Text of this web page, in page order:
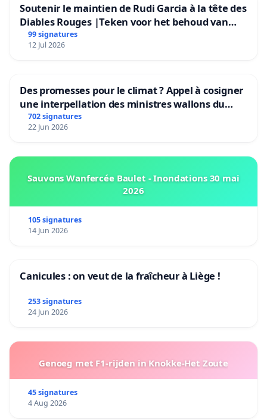
Soutenir le maintien de Rudi Garcia à la tête des
Diables Rouges |Teken voor het behoud van
Rudi Garcia als bondscoach
99 signatures
12 Jul 2026
Des promesses pour le climat ? Appel à cosigner
une interpellation des ministres wallons du
climat et de l’environnement.
702 signatures
22 Jun 2026
Sauvons Wanfercée Baulet - Inondations 30 mai
2026
105 signatures
14 Jun 2026
Canicules : on veut de la fraîcheur à Liège !
253 signatures
24 Jun 2026
Genoeg met F1-rijden in Knokke-Het Zoute
45 signatures
4 Aug 2026